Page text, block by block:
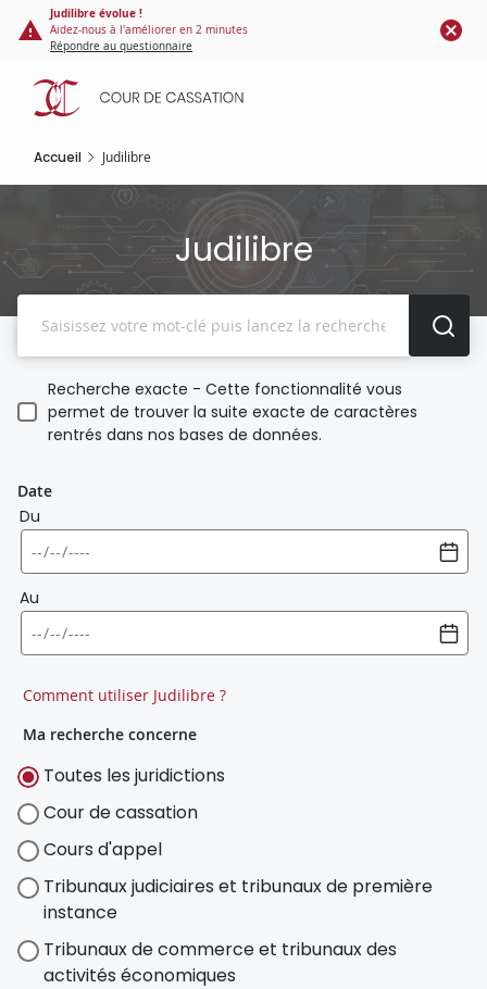
Panneau de gestion des cookies
contenu
principal
Judilibre évolue !
Aidez-nous à l'améliorer en 2 minutes
Répondre au questionnaire
Accueil Judilibre
Judilibre
Recherche exacte - Cette fonctionnalité vous
permet de trouver la suite exacte de caractères
rentrés dans nos bases de données.
Date
Du
Au
Comment utiliser Judilibre ?
Ma recherche concerne
Toutes les juridictions
Cour de cassation
Cours d'appel
Tribunaux judiciaires et tribunaux de première
instance
Tribunaux de commerce et tribunaux des
activités économiques